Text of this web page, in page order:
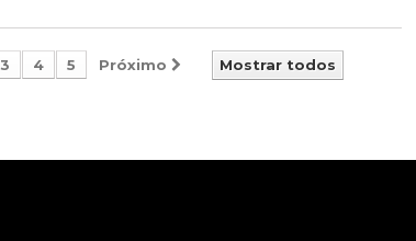
Mostrar todos
3 4 5 Próximo